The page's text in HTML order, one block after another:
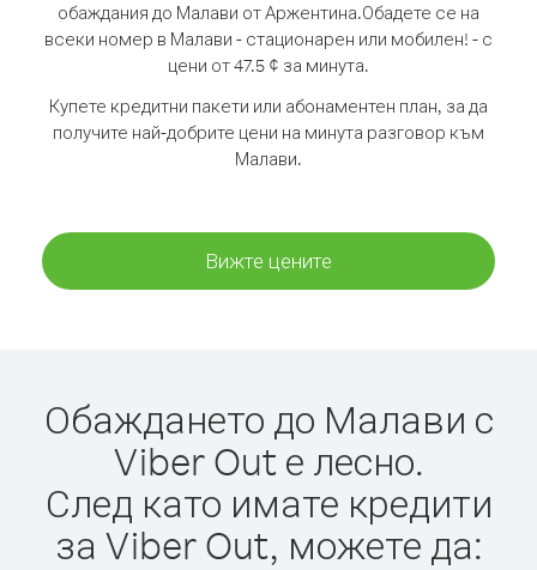
обаждания до Малави от Аржентина.Обадете се на
всеки номер в Малави - стационарен или мобилен! - с
цени от 47.5 ¢ за минута.
Купете кредитни пакети или абонаментен план, за да
получите най-добрите цени на минута разговор към
Малави.
Вижте цените
Обаждането до Малави с
Viber Out е лесно.
След като имате кредити
за Viber Out, можете да: